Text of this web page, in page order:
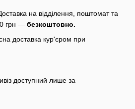
на відділення, поштомат та
грн — безкоштовно.
доставка кур'єром при
доступний лише за